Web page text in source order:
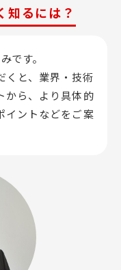
知るには？
です。
くと、業界・技術
ら、 より具体的
イントなどをご案